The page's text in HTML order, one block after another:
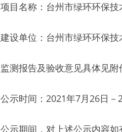
项目名称：台州市绿环环保
建设单位：台州市绿环环保技
监测报告及验收意见具体见附
公示时间：2021年7月26日－
公示期间，对上述公示内容